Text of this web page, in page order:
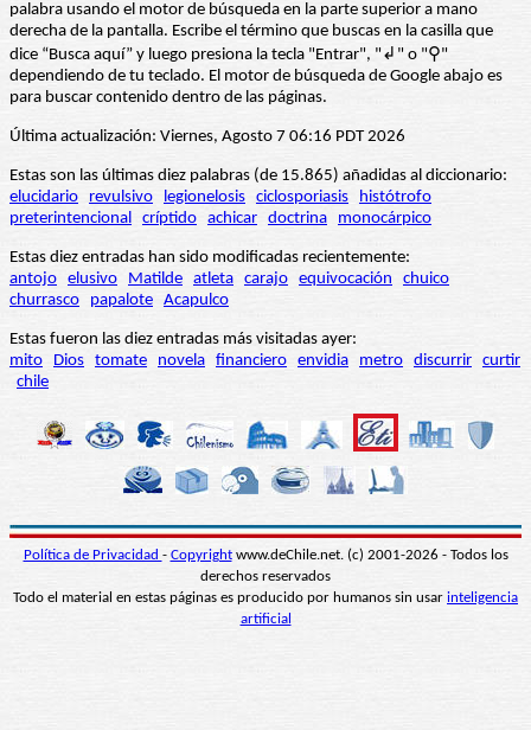
palabra usando el motor de búsqueda en la parte superior a mano
derecha de la pantalla. Escribe el término que buscas en la casilla que
dice “Busca aquí” y luego presiona la tecla "Entrar", "↲" o "⚲"
dependiendo de tu teclado. El motor de búsqueda de Google abajo es
para buscar contenido dentro de las páginas.
Última actualización: Viernes, Agosto 7 06:16 PDT 2026
Estas son las últimas diez palabras (de 15.865) añadidas al diccionario:
elucidario
revulsivo legionelosis ciclosporiasis
histótrofo
preterintencional críptido achicar doctrina monocárpico
Estas diez entradas han sido modificadas recientemente:
antojo elusivo Matilde atleta carajo equivocación
chuico
churrasco
papalote Acapulco
Estas fueron las diez entradas más visitadas ayer:
mito
Dios tomate novela financiero envidia metro discurrir curtir
chile
Política de Privacidad - Copyrightwww.deChile.net. (c) 2001-2026 - Todos los
derechos reservados
Todo el material en estas páginas es producido por humanos sin usar inteligencia
artificial